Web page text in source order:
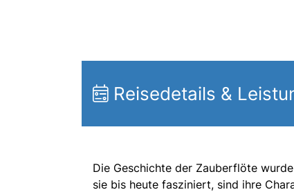
Reisedetails &
Die Geschichte der Zauberflöte
sie bis heute fasziniert, sind ihre